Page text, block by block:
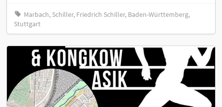
Marbach, Schiller, Friedrich Schiller, Baden-Württemberg,
Stuttgart